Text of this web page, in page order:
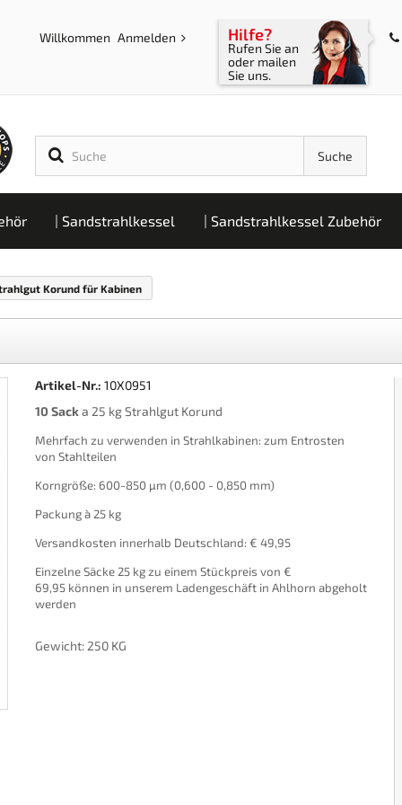
Willkommen Anmelden Hilfe?
Rufen Sie an
oder mailen
Sie uns.
Suche
Sandstrahlkessel Sandstrahlkessel Zubehör
Korund für Kabinen
Artikel-Nr.: 10X0951
10 Sacka 25 kg Strahlgut Korund
Mehrfach zu verwenden in Strahlkabinen: zum Entrosten
von Stahlteilen
Korngröße: 600-850 µm (0,600 - 0,850 mm)
Packung à 25 kg
Versandkosten innerhalb Deutschland: € 49,95
Einzelne Säcke 25 kg zu einem Stückpreis von €
69,95 können in unserem Ladengeschäft in Ahlhorn abgeholt
werden
Gewicht: 250 KG